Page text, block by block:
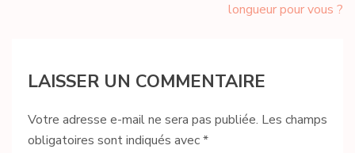
longueur pour vous ?
LAISSER UN COMMENTAIRE
Votre adresse e-mail ne sera pas publiée. Les champs
obligatoires sont indiqués avec*